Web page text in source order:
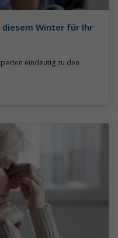
diesem Winter für Ihr
eindeutig zu den